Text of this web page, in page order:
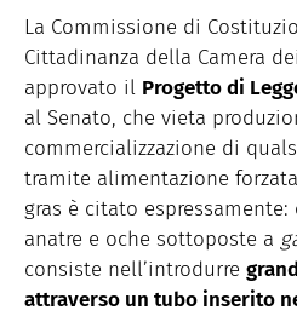
La Commissione di
Cittadinanza della Camera
approvato il Progetto di
al Senato, che vieta
commercializzazione di
tramite alimentazione
gras è citato
anatre e oche sottoposte a
consiste nell’introdurre
attraverso un tubo inserito